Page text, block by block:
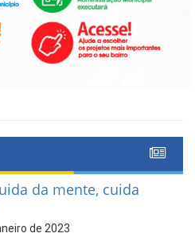
da mente, cuida
de 2023